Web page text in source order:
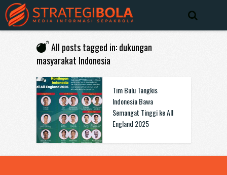
All posts tagged in: dukungan
masyarakat Indonesia
Tim Bulu Tangkis
Indonesia Bawa
Semangat Tinggi ke All
England 2025